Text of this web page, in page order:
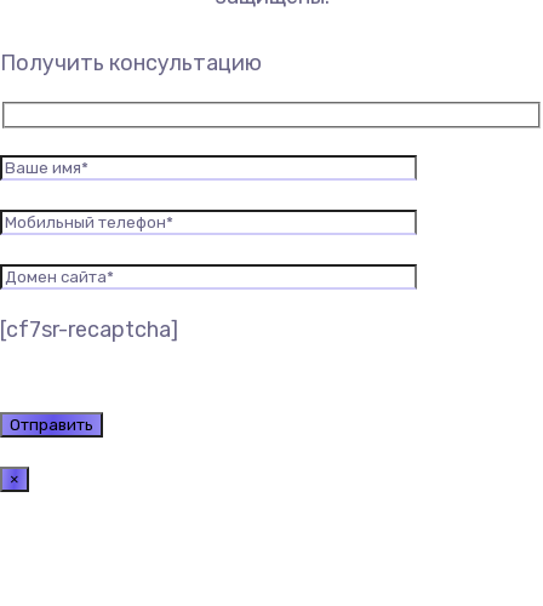
Получить консультацию
[cf7sr-recaptcha]
×